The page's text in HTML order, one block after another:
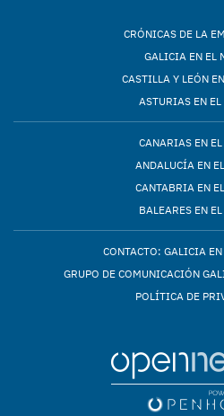
CRÓNICAS DE LA
GALICIA EN EL
CASTILLA Y LEÓN
ASTURIAS EN EL
CANARIAS EN
ANDALUCÍA EN
CANTABRIA EN
BALEARES EN
CONTACTO: GALICIA
GRUPO DE COMUNICACIÓN
POLÍTICA DE